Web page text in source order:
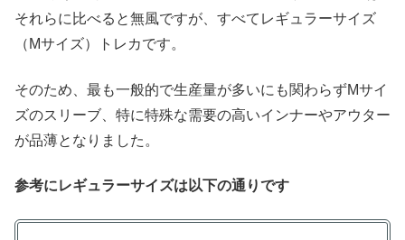
それらに比べると無風ですが、すべてレギュラーサイズ
（Mサイズ）トレカです。
そのため、最も一般的で生産量が多いにも関わらずMサイ
ズのスリーブ、特に特殊な需要の高いインナーやアウター
が品薄となりました。
参考にレギュラーサイズは以下の通りです